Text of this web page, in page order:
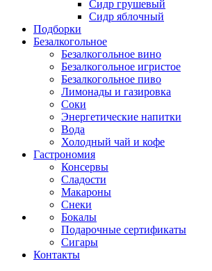
Сидр грушевый
Сидр яблочный
Подборки
Безалкогольное
Безалкогольное вино
Безалкогольное игристое
Безалкогольное пиво
Лимонады и газировка
Соки
Энергетические напитки
Вода
Холодный чай и кофе
Гастрономия
Консервы
Сладости
Макароны
Снеки
Бокалы
Подарочные сертификаты
Сигары
Контакты